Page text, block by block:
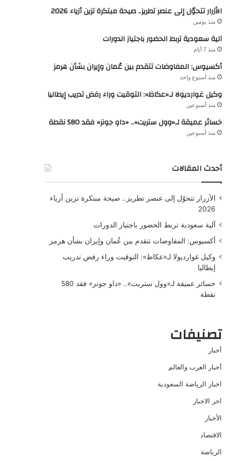
الأزرار تتحوّل إلى عنصر تطريز.. صيحة مبتكرة تزين أزياء 2026
منذ يومين
آلية سعودية تربط الحضور باجتياز الدورات
منذ 7 أيام
أكسيوس: المفاوضات تتقدم بين عُمان وإيران بشأن هرمز
منذ أسبوع واحد
وكيل غوارديولا لـ«عكاظ»: التوقيت وراء رفض تدريب إيطاليا
منذ أسبوعين
خسائر عميقة لـ«وول ستريت».. «داو جونز» فقد 580 نقطة
منذ أسبوعين
أحدث المقالات
الأزرار تتحوّل إلى عنصر تطريز.. صيحة مبتكرة تزين أزياء
2026
آلية سعودية تربط الحضور باجتياز الدورات
أكسيوس: المفاوضات تتقدم بين عُمان وإيران بشأن هرمز
وكيل غوارديولا لـ«عكاظ»: التوقيت وراء رفض تدريب
إيطاليا
خسائر عميقة لـ«وول ستريت».. «داو جونز» فقد 580
نقطة
تصنيفات
أخبار
أخبار العرب والعالم
اخبار الرياضة السعودية
اخر الاخبار
الأخبار
الاقتصاد
الرياضة